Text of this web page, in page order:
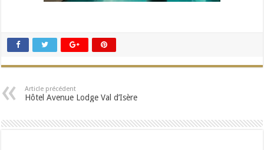
Article précédent
Hôtel Avenue Lodge Val d’Isère